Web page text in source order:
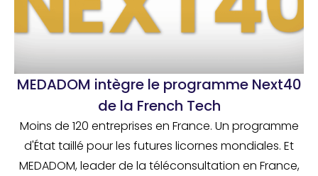
MEDADOM intègre le programme Next40
de la French Tech
Moins de 120 entreprises en France. Un programme
d'État taillé pour les futures licornes mondiales. Et
MEDADOM, leader de la téléconsultation en France,